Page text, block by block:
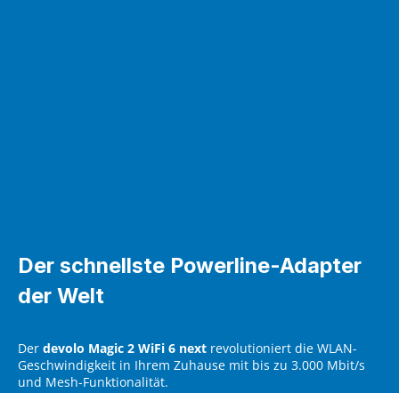
Der schnellste Powerline-Adapter
der Welt
Der devolo Magic 2 WiFi 6 next revolutioniert die WLAN-
Geschwindigkeit in Ihrem Zuhause mit bis zu 3.000 Mbit/s
und Mesh-Funktionalität.